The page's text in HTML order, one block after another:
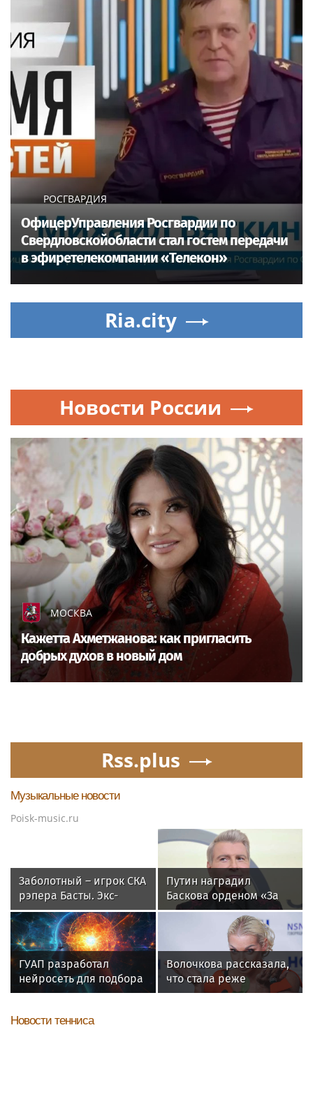
РОСГВАРДИЯ
ОфицерУправления Росгвардии по
Свердловскойобласти стал гостем передачи
в эфиретелекомпании «Телекон»
Ria.city
Новости России
МОСКВА
Кажетта Ахметжанова: как пригласить
добрых духов в новый дом
Rss.plus
Музыкальные новости
Poisk-music.ru
Заболотный – игрок СКА
рэпера Басты. Экс-
форвард «Спартака»
будет получать 500
тысяч в месяц
Путин наградил
Баскова орденом «За
заслуги перед
Отечеством» IV степени
ГУАП разработал
нейросеть для подбора
обуви по фото стопы
Волочкова рассказала,
что стала реже
показывать шпагаты
Новости тенниса